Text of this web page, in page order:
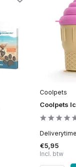
Coolpets
Coolpets
Deliverytime
€5,95
Incl. btw